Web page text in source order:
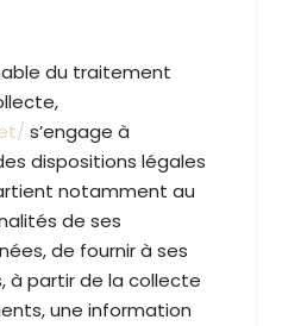
du traitement
s’engage à
dispositions légales
notamment au
de ses
de fournir à ses
à partir de la collecte
une information